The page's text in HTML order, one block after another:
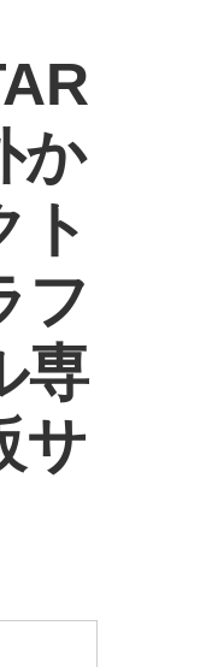
か
ト
フ
専
サ